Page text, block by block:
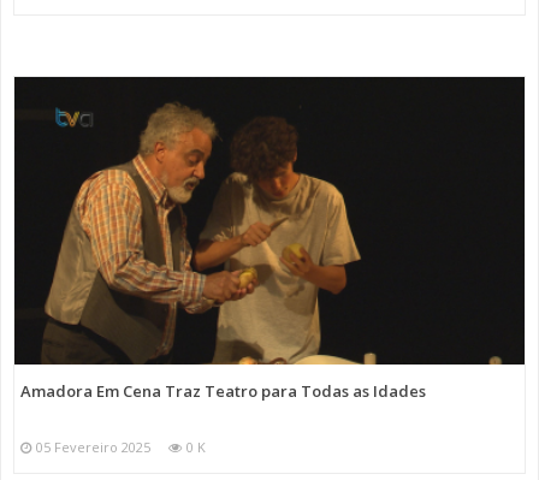
Amadora Em Cena Traz Teatro para Todas as Idades
05 Fevereiro 2025 0 K